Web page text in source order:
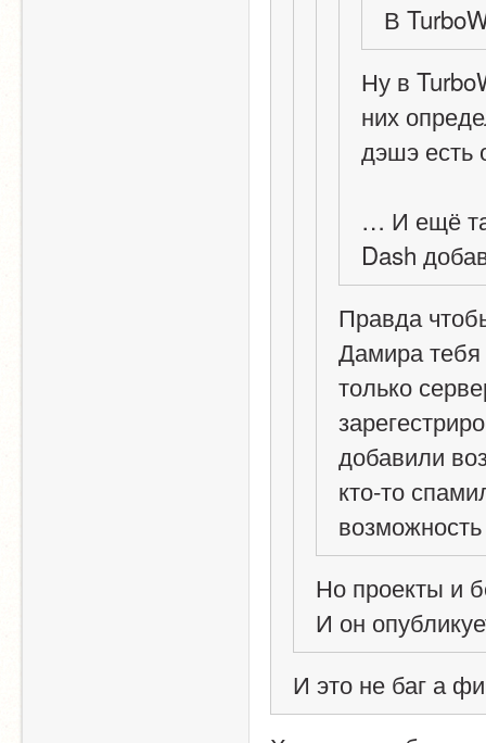
В
Ну в
них
дэшэ есть
… И ещё
Dash
Правда
Дамира тебя
только
добавили
кто-то
возможность
Но проекты и
И он
И это не баг а